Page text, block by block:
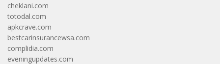
cheklani.com
totodal.com
apkcrave.com
bestcarinsurancewsa.com
complidia.com
eveningupdates.com